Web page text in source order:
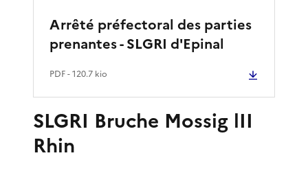
Arrêté préfectoral des parties
prenantes - SLGRI d'Epinal
PDF- 120.7 kio
SLGRI Bruche Mossig lII
Rhin